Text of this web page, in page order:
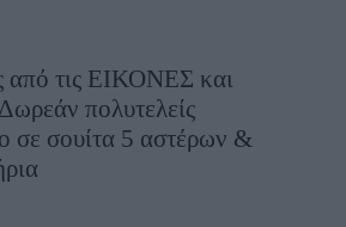
από τις ΕΙΚΟΝΕΣ και
πολυτελείς
σε σουίτα 5 αστέρων &